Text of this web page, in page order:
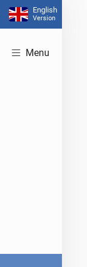
English
Version
Menu